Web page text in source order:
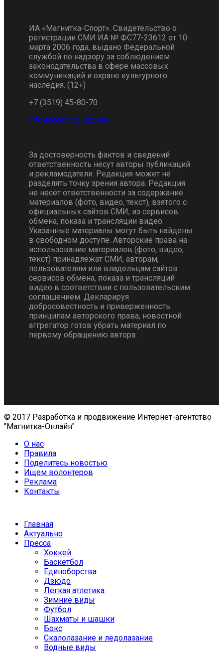
ИА «Магнитка-Спорт». Свидетельство о
регистрации СМИ ИА № ФС77-23612 от 10
марта 2006 года, выдано Федеральной
службой по надзору за соблюдением
законодательства в сфере массовых
коммуникаций и охране культурного
наследия. (12+)
+7 (3519) 45-80-70
За достоверность фактов и сведений
ответственность несут авторы публикаций
и рекламодатели. Редакция может не
разделять точку зрения автора. Редакция
не несёт ответственности за содержание
материалов (фото, видео, текст), взятого с
официальных сайтов СМИ, из сервисов
обмена, показа и трансляции видео.
Указанные материалы могут быть найдены
в свободном доступе. Авторские права на
использование материалов (фото, видео,
текст) принадлежат СМИ, авторам,
пользователям или владельцам сайтов
сервисов обмена, показа и трансляций
видео в соответствии с пользовательским
соглашением. Декларируя
добросовестность и приверженность
принципам авторского права, новостной
аггрегатор готов убрать материал по
первому обращению автора.
© 2017 Разработка и продвижение Интернет-агентство
"Магнитка-Онлайн"
О нас
Правила
Поделитесь новостью
Ищем волонтеров
Реклама
Контакты
Главная
Актуально
Пресса
Хоккей
Баскетбол
Единоборства
Дзюдо
Легкая атлетика
Зимние виды
Футбол
Шахматы и шашки
Бокс
Скалолазание и ледолазание
Водные виды